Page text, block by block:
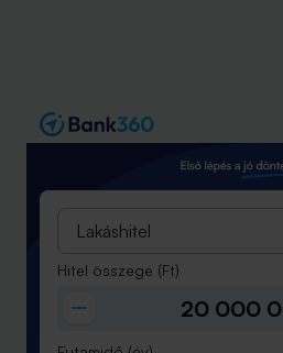
Lakáshitel
Hitel összege (Ft)